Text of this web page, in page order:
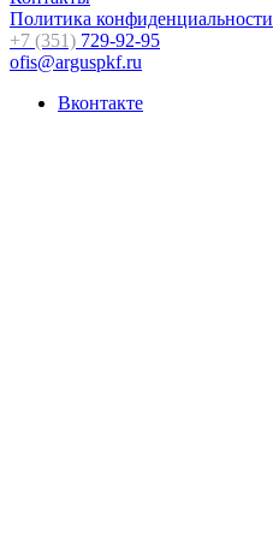
Политика конфиденциальности
+7 (351) 729-92-95
ofis@arguspkf.ru
Вконтакте